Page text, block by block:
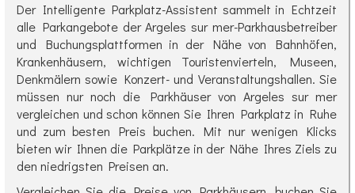
Der Intelligente Parkplatz-Assistent sammelt in Echtzeit
alle Parkangebote der Argeles sur mer-Parkhausbetreiber
und Buchungsplattformen in der Nähe von Bahnhöfen,
Krankenhäusern, wichtigen Touristenvierteln, Museen,
Denkmälern sowie Konzert- und Veranstaltungshallen. Sie
müssen nur noch die Parkhäuser von Argeles sur mer
vergleichen und schon können Sie Ihren Parkplatz in Ruhe
und zum besten Preis buchen. Mit nur wenigen Klicks
bieten wir Ihnen die Parkplätze in der Nähe Ihres Ziels zu
den niedrigsten Preisen an.